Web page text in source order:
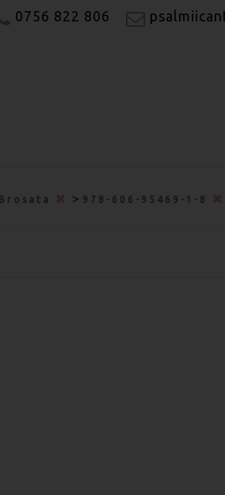
0756 822 806
Brosata > 978-606-95469-1-8